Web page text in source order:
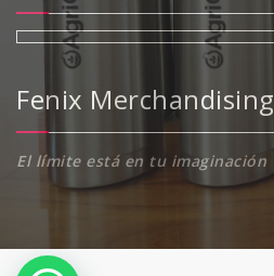
Fenix Merchandising
El límite está en tu imaginación